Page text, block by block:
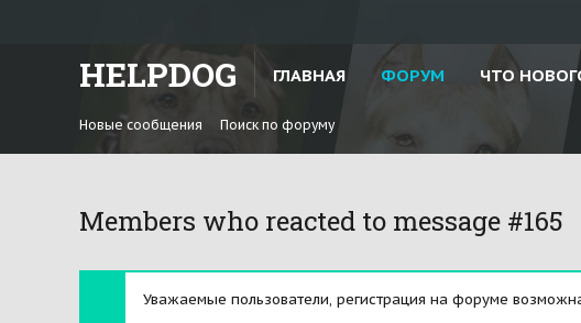
HELPDOG ГЛАВНАЯ ФОРУМ ЧТО
Новые сообщения Поиск по форуму
Members who reacted to message #165
Уважаемые пользователи, регистрация на форуме